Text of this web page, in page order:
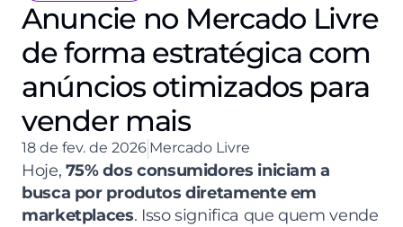
Anuncie no Mercado Livre
de forma estratégica com
anúncios otimizados para
vender mais
18 de fev. de 2026 Mercado Livre
Hoje, 75% dos consumidores iniciam a
busca por produtos diretamente em
marketplaces. Isso significa que quem vende